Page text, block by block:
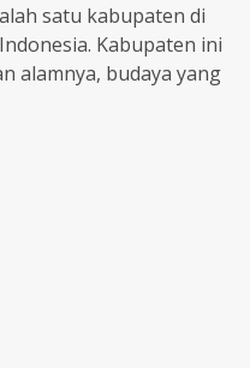
satu kabupaten di
Kabupaten ini
alamnya, budaya yang